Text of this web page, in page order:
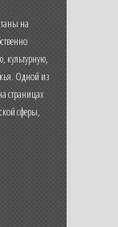
на
культурную,
Одной из
страницах
сферы,